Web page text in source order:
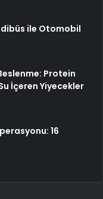
ile Otomobil
Protein
İçeren Yiyecekler
16